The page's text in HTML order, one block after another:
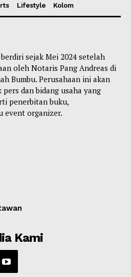
Lifestyle Kolom
sejak Mei 2024 setelah
oleh Notaris Pang Andreas di
Bumbu. Perusahaan ini akan
dan bidang usaha yang
penerbitan buku,
event organizer.
Kami